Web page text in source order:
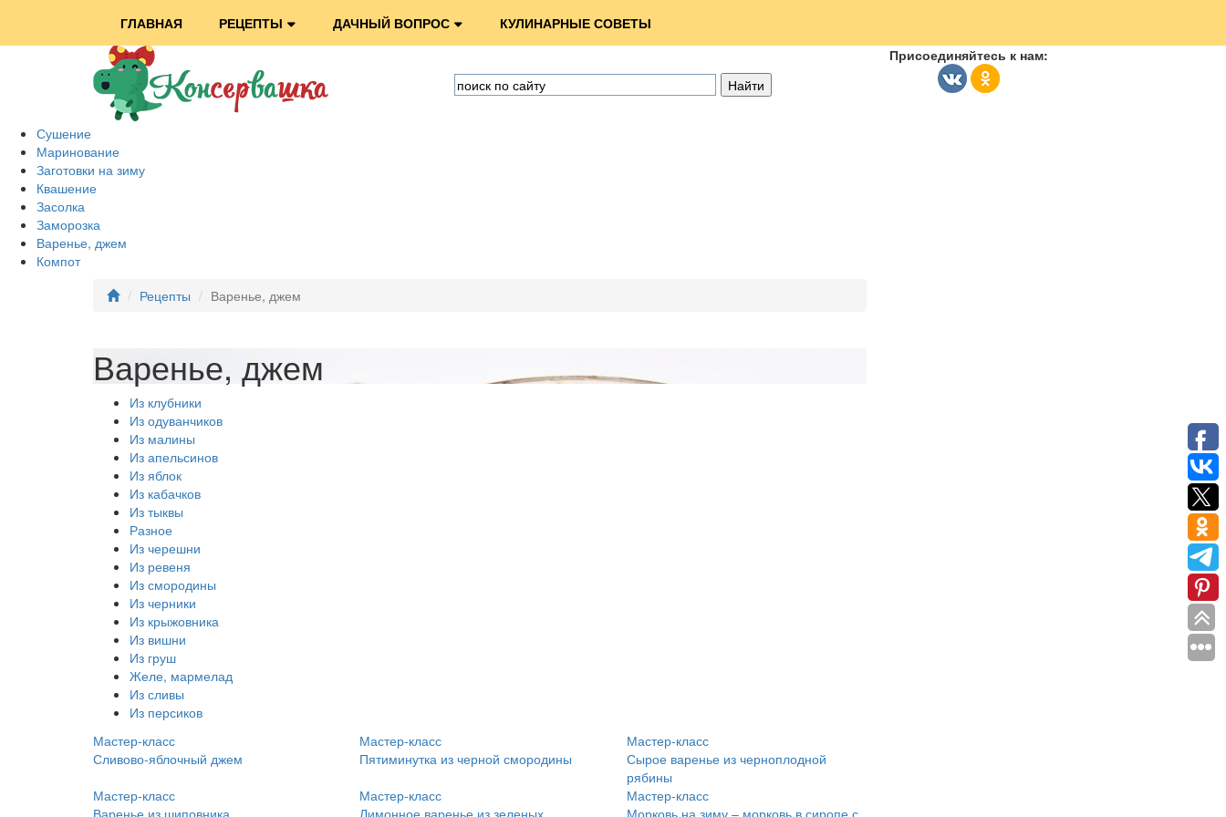
ГЛАВНАЯ РЕЦЕПТЫ ДАЧНЫЙ ВОПРОС
КУЛИНАРНЫЕ СОВЕТЫ
Присоединяйтесь к нам:
Сушение
Маринование
Заготовки на зиму
Квашение
Засолка
Заморозка
Варенье, джем
Компот
Рецепты
Варенье, джем
Варенье, джем
Из клубники
Из одуванчиков
Из малины
Из апельсинов
Из яблок
Из кабачков
Из тыквы
Разное
Из черешни
Из ревеня
Из смородины
Из черники
Из крыжовника
Из вишни
Из груш
Желе, мармелад
Из сливы
Из персиков
Мастер-класс
Сливово-яблочный джем
Мастер-класс
Пятиминутка из черной смородины
Мастер-класс
Сырое варенье из черноплодной
рябины
Мастер-класс
Варенье из шиповника
Мастер-класс
Лимонное варенье из зеленых
Мастер-класс
Морковь на зиму – морковь в сиропе с